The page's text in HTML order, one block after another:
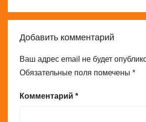
Добавить комментарий
Ваш адрес email не будет
Обязательные поля помечены *
Комментарий *